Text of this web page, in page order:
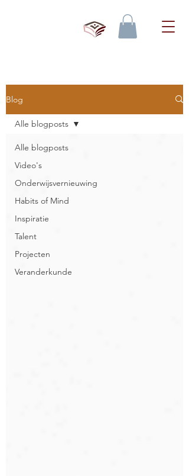
Blog
Alle blogposts
Video's
Onderwijsvernieuwing
Habits of Mind
Inspiratie
Talent
Projecten
Veranderkunde
Alle blogposts